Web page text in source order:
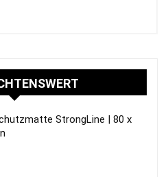
StrongLine | 80 x